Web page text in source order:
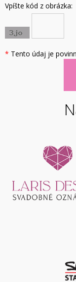
Vpíšte kód z obrázka:
* Tento údaj je